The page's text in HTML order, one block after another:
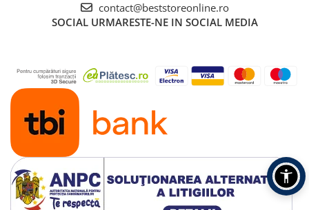
contact@beststoreonline.ro
SOCIAL URMARESTE-NE IN SOCIAL MEDIA